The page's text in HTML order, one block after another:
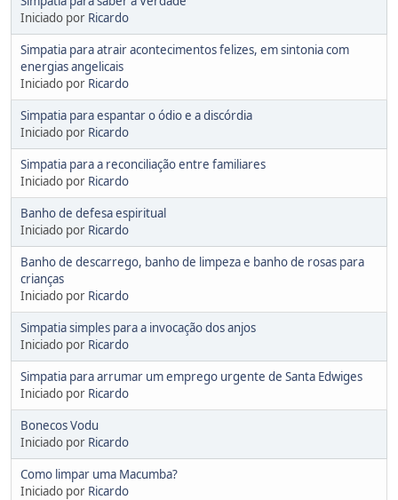
Iniciado por Ricardo
Simpatia para atrair acontecimentos felizes, em sintonia com
energias angelicais
Iniciado por Ricardo
Simpatia para espantar o ódio e a discórdia
Iniciado por Ricardo
Simpatia para a reconciliação entre familiares
Iniciado por Ricardo
Banho de defesa espiritual
Iniciado por Ricardo
Banho de descarrego, banho de limpeza e banho de rosas para
crianças
Iniciado por Ricardo
Simpatia simples para a invocação dos anjos
Iniciado por Ricardo
Simpatia para arrumar um emprego urgente de Santa Edwiges
Iniciado por Ricardo
Bonecos Vodu
Iniciado por Ricardo
Como limpar uma Macumba?
Iniciado por Ricardo